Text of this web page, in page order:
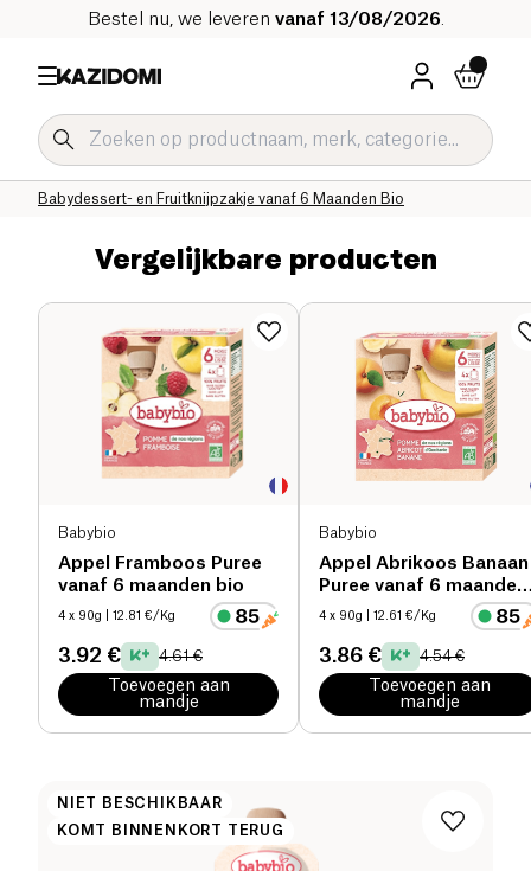
Bestel nu, we leveren vanaf 13/08/2026
Babydessert- en Fruitknijpzakje vanaf 6 Maanden Bio
Babydessert- en Fruitknijpzakje Bio
Babyvoeding Bio
Home
Vergelijkbare producten
Babybio
Appel Framboos Puree
vanaf 6 maanden bio
4 x 90g | 12.81 €/Kg
3.92 € 4.61 €
Toevoegen aan
mandje
Babybio
Appel Abrikoos Banaan
Puree vanaf 6 maanden
bio
4 x 90g | 12.61 €/Kg
3.86 € 4.54 €
Toevoegen aan
mandje
NIET BESCHIKBAAR
KOMT BINNENKORT TERUG